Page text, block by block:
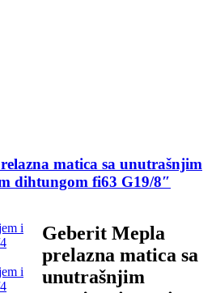
matica sa unutrašnjim
dihtungom fi63 G19/8″
Geberit Mepla
prelazna matica sa
unutrašnjim